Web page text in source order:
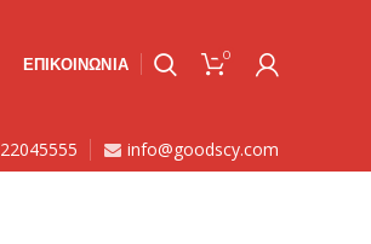
ΕΠΙΚΟΙΝΩΝΙΑ 0
22045555 info@goodscy.com